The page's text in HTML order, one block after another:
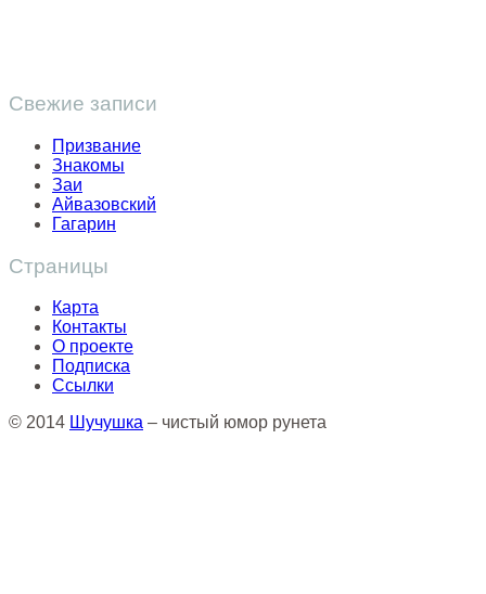
Свежие записи
Призвание
Знакомы
Заи
Айвазовский
Гагарин
Страницы
Карта
Контакты
О проекте
Подписка
Ссылки
© 2014 Шучушка – чистый юмор рунета